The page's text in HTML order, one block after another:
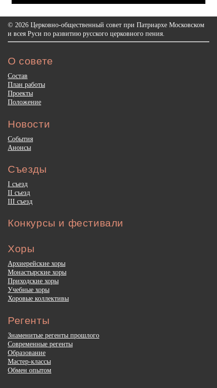
© 2026 Церковно-общественный совет при Патриархе Московском
и всея Руси по развитию русского церковного пения.
О совете
Состав
План работы
Проекты
Положение
Новости
События
Анонсы
Съезды
I съезд
II съезд
III съезд
Конкурсы и фестивали
Хоры
Архиерейские хоры
Монастырские хоры
Приходские хоры
Учебные хоры
Хоровые коллективы
Регенты
Знаменитые регенты прошлого
Современные регенты
Образование
Мастер-классы
Обмен опытом